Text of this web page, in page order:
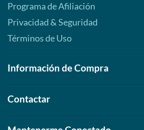
Programa de Afiliación
Privacidad & Seguridad
Términos de Uso
Información de Compra
Contactar